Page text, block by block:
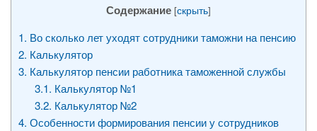
Содержание [скрыть]
1. Во сколько лет уходят сотрудники таможни на пенсию
2. Калькулятор
3. Калькулятор пенсии работника таможенной службы
3.1. Калькулятор №1
3.2. Калькулятор №2
4. Особенности формирования пенсии у сотрудников